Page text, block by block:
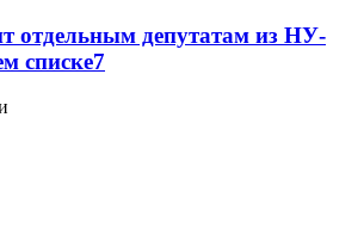
отдельным депутатам из НУ-
списке7